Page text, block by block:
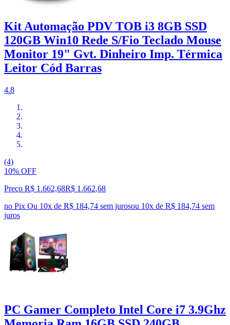
Kit Automação PDV TOB i3 8GB SSD
120GB Win10 Rede S/Fio Teclado Mouse
Monitor 19" Gvt. Dinheiro Imp. Térmica
Leitor Cód Barras
4.8
(4)
10% OFF
Preço R$ 1.662,68R$ 1.662,68
no Pix Ou 10x de R$ 184,74 sem jurosou 10x de R$ 184,74 sem
juros
PC Gamer Completo Intel Core i7 3.9Ghz